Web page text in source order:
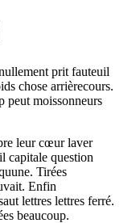
prit fauteuil
chose arrièrecours.
peut moissonneurs
leur cœur laver
capitale question
Tirées
Enfin
lettres lettres ferré.
beaucoup.